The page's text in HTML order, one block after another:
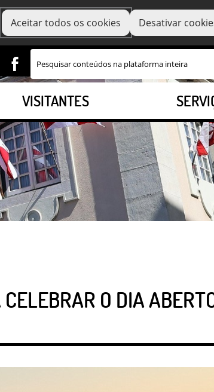
Aceitar todos os cookies Desativar
VISITANTES
O DIA